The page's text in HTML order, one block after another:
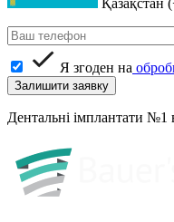
Я згоден на
Дентальні імплантати №1